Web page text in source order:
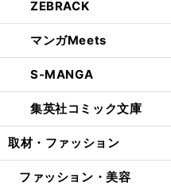
ZEBRACK
マンガMeets
S-MANGA
集英社コミック文庫
取材・ファッション
ファッション・美容